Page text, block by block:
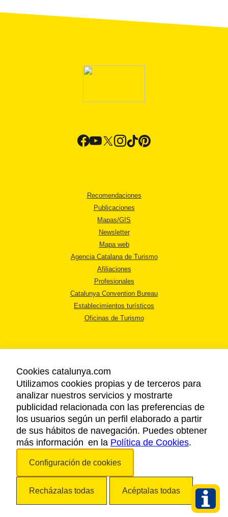
Recomendaciones
Publicaciones
Mapas/GIS
Newsletter
Mapa web
Agencia Catalana de Turismo
Afiliaciones
Profesionales
Catalunya Convention Bureau
Establecimientos turísticos
Oficinas de Turismo
AVISO LEGAL
POLÍTICA DE PRIVACIDAD
COOKIES
ACCESSIBILIDAD
Copyright © 2026. Agencia Catalana de Turismo. Todos los derechos
Cookies catalunya.com
Utilizamos cookies propias y de terceros para
analizar nuestros servicios y mostrarte
publicidad relacionada con las preferencias de
los usuarios según un perfil elaborado a partir
de sus hábitos de navegación. Puedes obtener
más información en la Política de Cookies.
Configuración de cookies
Recházalas todas Acéptalas todas